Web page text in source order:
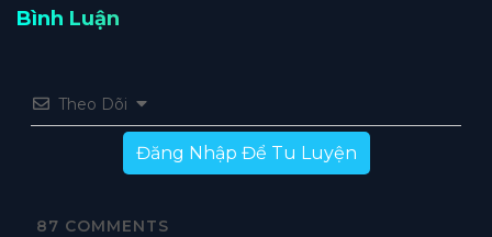
Bình Luận
Theo Dõi
Đăng Nhập Để Tu Luyện
87 COMMENTS